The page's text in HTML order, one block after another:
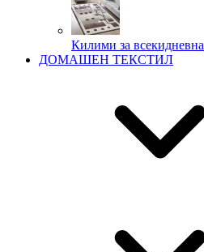
Килими за всекидневна
ДОМАШЕН ТЕКСТИЛ